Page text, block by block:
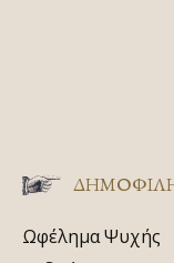
Ωφέλημα Ψυχής